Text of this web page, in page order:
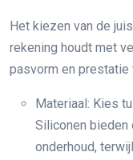
Het kiezen van de
rekening houdt met
pasvorm en prestatie
Materiaal: Kies
Siliconen bieden
onderhoud,